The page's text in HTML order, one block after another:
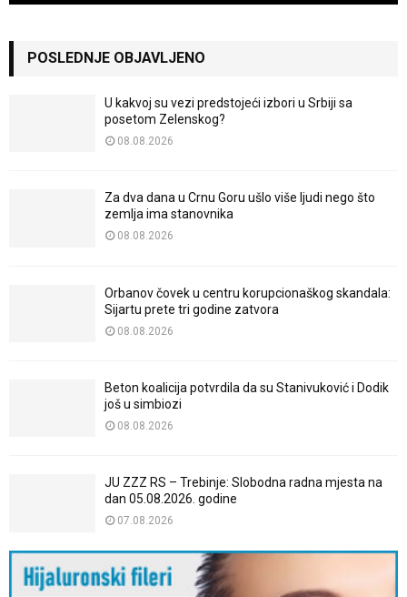
POSLEDNJE OBJAVLJENO
U kakvoj su vezi predstojeći izbori u Srbiji sa
posetom Zelenskog?
08.08.2026
Za dva dana u Crnu Goru ušlo više ljudi nego što
zemlja ima stanovnika
08.08.2026
Orbanov čovek u centru korupcionaškog skandala:
Sijartu prete tri godine zatvora
08.08.2026
Beton koalicija potvrdila da su Stanivuković i Dodik
još u simbiozi
08.08.2026
JU ZZZ RS – Trebinje: Slobodna radna mjesta na
dan 05.08.2026. godine
07.08.2026